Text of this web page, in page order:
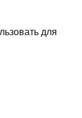
для